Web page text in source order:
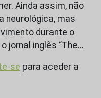
Ainda assim, não
neurológica, mas
durante o
jornal inglês “The…
se para aceder a